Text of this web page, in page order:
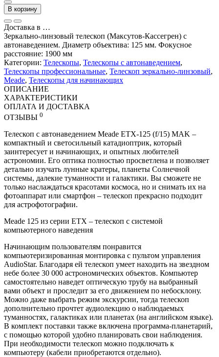
В корзину
Доставка в …
Зеркально-линзовый телескоп (Максутов-Кассегрен) с
автонаведением. Диаметр объектива: 125 мм. Фокусное
расстояние: 1900 мм
Категории: Телескопы, Телескопы с автонаведением,
Телескопы профессиональные, Телескоп зеркально-линзовый,
Meade, Телескопы для начинающих
ОПИСАНИЕ
ХАРАКТЕРИСТИКИ
ОПЛАТА И ДОСТАВКА
ОТЗЫВЫ 0
Телескоп с автонаведением Meade ETX-125 (f/15) MAK –
компактный и светосильный катадиоптрик, который
заинтересует и начинающих, и опытных любителей
астрономии. Его оптика полностью просветлена и позволяет
детально изучать лунные кратеры, планеты Солнечной
системы, далекие туманности и галактики. Вы сможете не
только наслаждаться красотами космоса, но и снимать их на
фотоаппарат или смартфон – телескоп прекрасно подходит
для астрофотографии.
Meade 125 из серии ETX – телескоп с системой
компьютерного наведения
Начинающим пользователям понравится
компьютеризированная монтировка с пультом управления
AudioStar. Благодаря ей телескоп умеет находить на звездном
небе более 30 000 астрономических объектов. Компьютер
самостоятельно наведет оптическую трубу на выбранный
вами объект и проследит за его движением по небосклону.
Можно даже выбрать режим экскурсии, тогда телескоп
дополнительно прочтет аудиолекцию о наблюдаемых
туманностях, галактиках или планетах (на английском языке).
В комплект поставки также включена программа-планетарий,
с помощью которой удобно планировать свои наблюдения.
При необходимости телескоп можно подключать к
компьютеру (кабели приобретаются отдельно).